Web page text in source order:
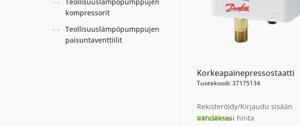
Korkeapainepressostaatti
Tuotekoodi: 37175134
Rekisteröidy/Kirjaudu sisään
nähdäksesi hinta
Varastossa
kompressorit
Teollisuuslämpöpumppujen
paisuntaventtiilit